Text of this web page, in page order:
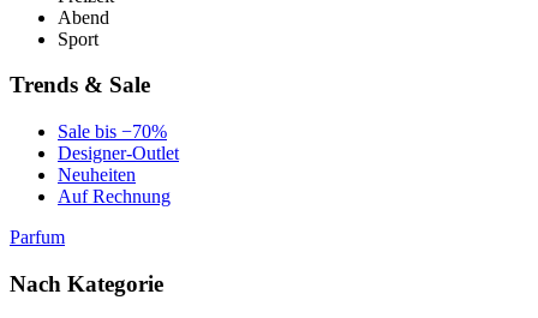
Abend
Sport
Trends & Sale
Sale bis −70%
Designer-Outlet
Neuheiten
Auf Rechnung
Parfum
Nach Kategorie